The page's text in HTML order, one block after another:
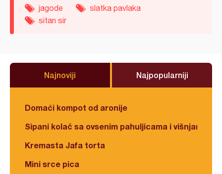
jagode
slatka pavlaka
sitan sir
Najnoviji Najpopularniji
Domaći kompot od aronije
Sipani kolač sa ovsenim pahuljicama i višnjama
Kremasta Jafa torta
Mini srce pica